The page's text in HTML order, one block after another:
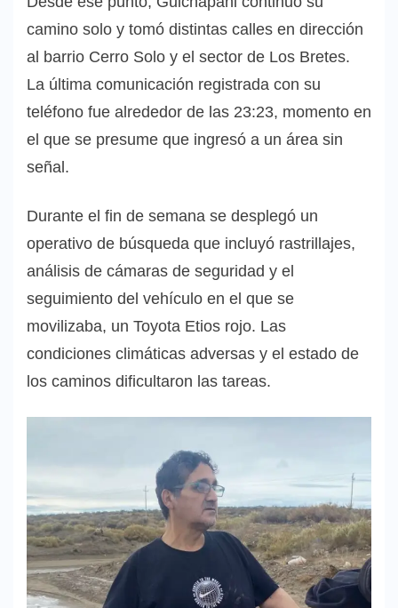
camino solo y tomó distintas calles en dirección
al barrio Cerro Solo y el sector de Los Bretes.
La última comunicación registrada con su
teléfono fue alrededor de las 23:23, momento en
el que se presume que ingresó a un área sin
señal.
Durante el fin de semana se desplegó un
operativo de búsqueda que incluyó rastrillajes,
análisis de cámaras de seguridad y el
seguimiento del vehículo en el que se
movilizaba, un Toyota Etios rojo. Las
condiciones climáticas adversas y el estado de
los caminos dificultaron las tareas.